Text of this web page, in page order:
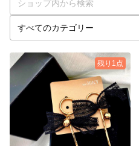
残り1点